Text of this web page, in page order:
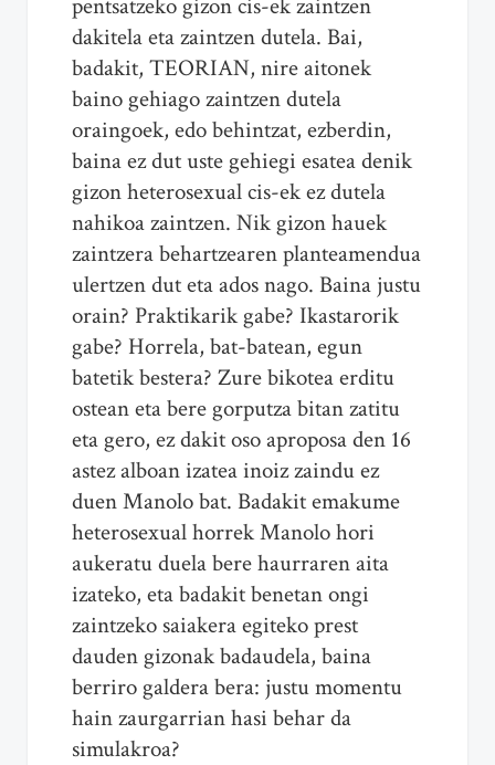
pentsatzeko gizon cis-ek zaintzen
dakitela eta zaintzen dutela. Bai,
badakit, TEORIAN, nire aitonek
baino gehiago zaintzen dutela
oraingoek, edo behintzat, ezberdin,
baina ez dut uste gehiegi esatea denik
gizon heterosexual cis-ek ez dutela
nahikoa zaintzen. Nik gizon hauek
zaintzera behartzearen planteamendua
ulertzen dut eta ados nago. Baina justu
orain? Praktikarik gabe? Ikastarorik
gabe? Horrela, bat-batean, egun
batetik bestera? Zure bikotea erditu
ostean eta bere gorputza bitan zatitu
eta gero, ez dakit oso aproposa den 16
astez alboan izatea inoiz zaindu ez
duen Manolo bat. Badakit emakume
heterosexual horrek Manolo hori
aukeratu duela bere haurraren aita
izateko, eta badakit benetan ongi
zaintzeko saiakera egiteko prest
dauden gizonak badaudela, baina
berriro galdera bera: justu momentu
hain zaurgarrian hasi behar da
simulakroa?